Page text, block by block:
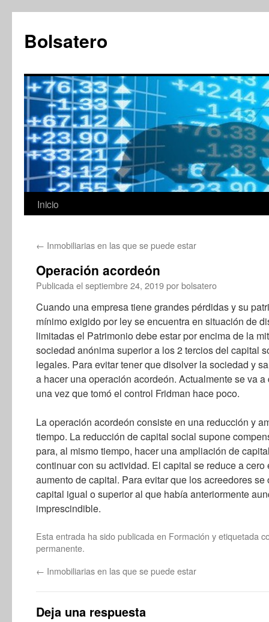
contenido
Bolsatero
Inicio
← Inmobiliarias en las que se puede estar
Operación acordeón
Publicada el septiembre 24, 2019porbolsatero
Cuando una empresa tiene grandes pérdidas y su
mínimo exigido por ley se encuentra en situación de
limitadas el Patrimonio debe estar por encima de la
sociedad anónima superior a los 2 tercios del capital
legales. Para evitar tener que disolver la sociedad y
a hacer una operación acordeón. Actualmente se va
una vez que tomó el control Fridman hace poco.
La operación acordeón consiste en una reducción y
tiempo. La reducción de capital social supone
para, al mismo tiempo, hacer una ampliación de
continuar con su actividad. El capital se reduce a
aumento de capital. Para evitar que los acreedores
capital igual o superior al que había anteriormente
imprescindible.
Esta entrada ha sido publicada en Formación y etiquetada
permanente.
← Inmobiliarias en las que se puede estar
Deja una respuesta